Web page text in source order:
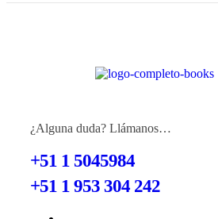
¿Alguna duda? Llámanos…
+51 1 5045984
+51 1 953 304 242